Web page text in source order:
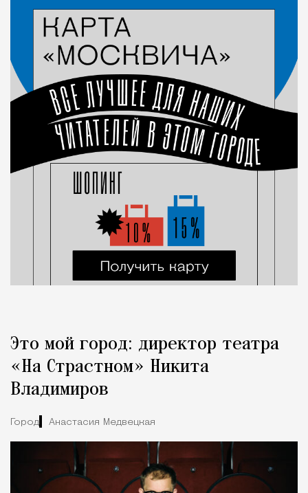
Город
Это мой город: директор театра
«На Страстном» Никита
Владимиров
Город Анастасия Медвецкая